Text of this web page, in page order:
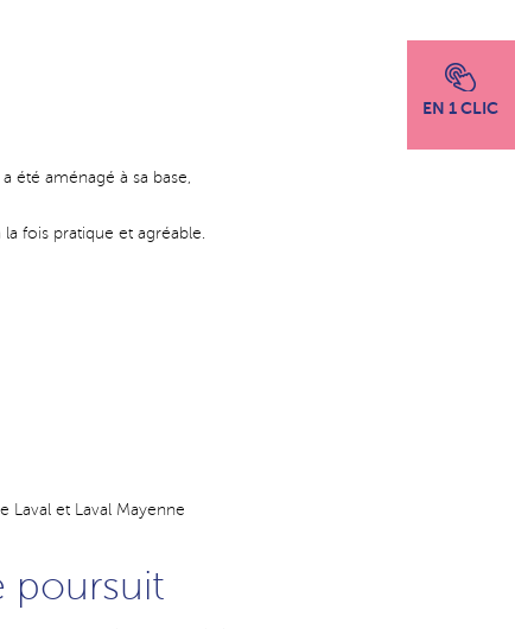
EN 1 CLIC
a été aménagé à sa base,
fois pratique et agréable.
Laval et Laval Mayenne
poursuit